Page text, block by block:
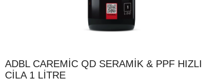
ADBL CAREMİC QD SERAMİK & PPF HIZLI
CİLA 1 LİTRE